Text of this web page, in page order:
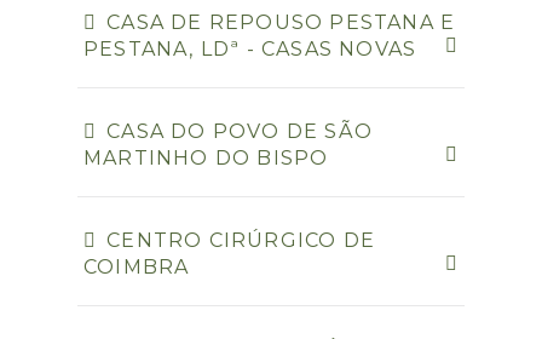
CASA DE REPOUSO PESTANA E
PESTANA, LDª - CASAS NOVAS
CASA DO POVO DE SÃO
MARTINHO DO BISPO
CENTRO CIRÚRGICO DE
COIMBRA